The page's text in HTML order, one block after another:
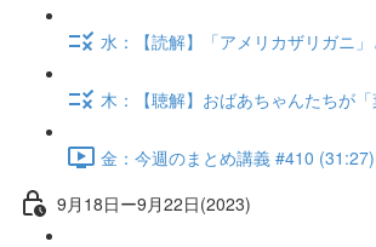
水：【読解】「アメリカザリガニ
木：【聴解】おばあちゃんたちが
金：今週のまとめ講義 #410 (31:27)
9月18日ー9月22日(2023)